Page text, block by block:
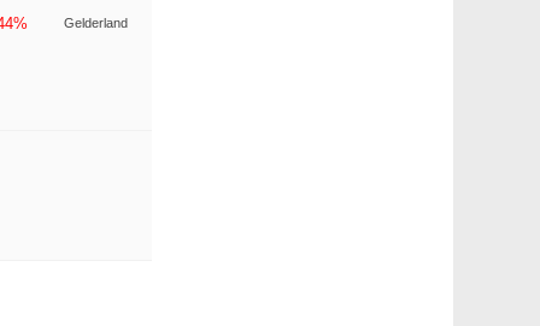
Gelderland